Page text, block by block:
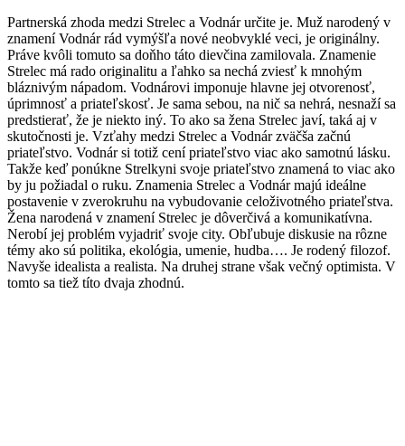
Partnerská zhoda medzi Strelec a Vodnár určite je. Muž narodený v
znamení Vodnár rád vymýšľa nové neobvyklé veci, je originálny.
Práve kvôli tomuto sa doňho táto dievčina zamilovala. Znamenie
Strelec má rado originalitu a ľahko sa nechá zviesť k mnohým
bláznivým nápadom. Vodnárovi imponuje hlavne jej otvorenosť,
úprimnosť a priateľskosť. Je sama sebou, na nič sa nehrá, nesnaží sa
predstierať, že je niekto iný. To ako sa žena Strelec javí, taká aj v
skutočnosti je. Vzťahy medzi Strelec a Vodnár zväčša začnú
priateľstvo. Vodnár si totiž cení priateľstvo viac ako samotnú lásku.
Takže keď ponúkne Strelkyni svoje priateľstvo znamená to viac ako
by ju požiadal o ruku. Znamenia Strelec a Vodnár majú ideálne
postavenie v zverokruhu na vybudovanie celoživotného priateľstva.
Žena narodená v znamení Strelec je dôverčivá a komunikatívna.
Nerobí jej problém vyjadriť svoje city. Obľubuje diskusie na rôzne
témy ako sú politika, ekológia, umenie, hudba…. Je rodený filozof.
Navyše idealista a realista. Na druhej strane však večný optimista. V
tomto sa tiež títo dvaja zhodnú.